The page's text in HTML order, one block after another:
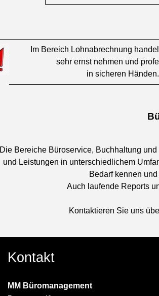
m Bereich Lohnabrechnung
sehr ernst nehmen und
in sicheren
Die Bereiche Büroservice, Buchhaltung
und Leistungen in unterschiedlichem
Bedarf kennen
Auch laufende Reports
Kontaktieren Sie uns
Kontakt
MM Büromanagement